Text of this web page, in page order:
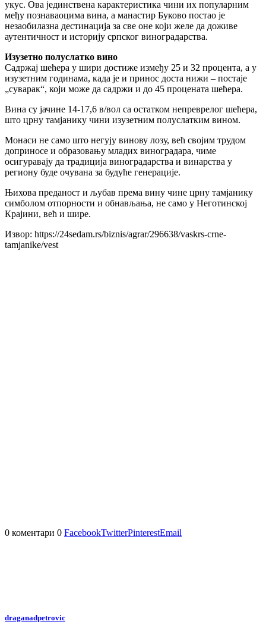
укус. Ова јединствена карактеристика чини их популарним
међу познаваоцима вина, а манастир Буково постао је
незаобилазна дестинација за све оне који желе да доживе
аутентичност и историју српског виноградарства.
Изузетно полуслатко вино
Садржај шећера у шири достиже између 25 и 32 процента, а у
изузетним годинама, када је и принос доста нижи – постаје
„суварак“, који може да садржи и до 45 процената шећера.
Вина су јачине 14-17,6 в/вол са остатком непреврелог шећера,
што црну тамјанику чини изузетним полуслатким вином.
Монаси не само што негују винову лозу, већ својим трудом
доприносе и образовању младих виноградара, чиме
осигуравају да традиција виноградарства и винарства у
региону буде очувана за будуће генерације.
Њихова преданост и љубав према вину чине црну тамјанику
симболом отпорности и обнављања, не само у Неготинској
Крајини, већ и шире.
Извор: https://24sedam.rs/biznis/agrar/296638/vaskrs-crne-
tamjanike/vest
0 коментари 0 FacebookTwitterPinterestEmail
draganadpetrovic